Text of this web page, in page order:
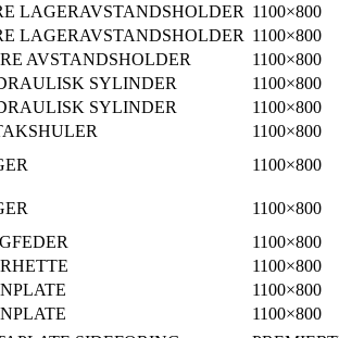
LAGERAVSTANDSHOLDER 1100×800
LAGERAVSTANDSHOLDER 1100×800
AVSTANDSHOLDER
1100×800
SYLINDER
1100×800
SYLINDER
1100×800
1100×800
1100×800
1100×800
1100×800
1100×800
1100×800
1100×800